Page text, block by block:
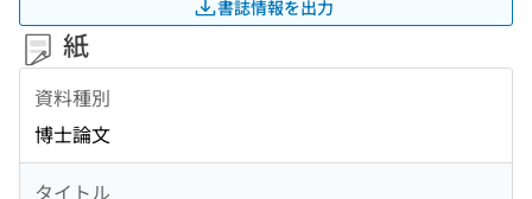
書誌情報を出力
紙
資料種別
博士論文
タイトル